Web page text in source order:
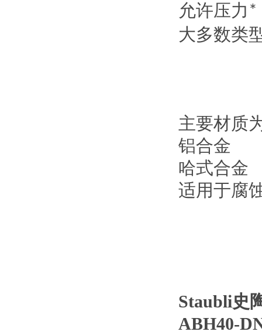
允许压力 *
大多数类
主要材质
铝合金
哈式合金
适用于腐
Staubli史
ABH40-